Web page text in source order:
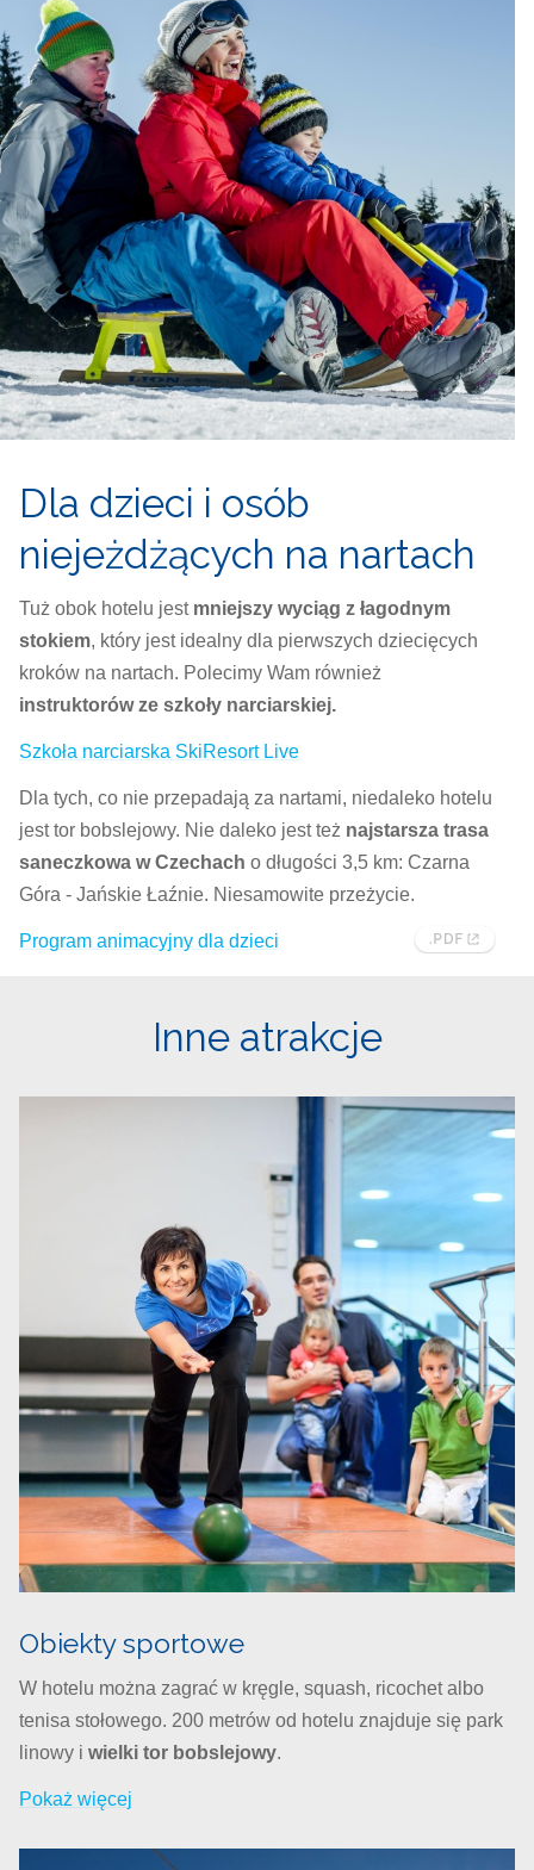
Dla dzieci i osób
niejeżdżących na nartach
Tuż obok hotelu jest mniejszy wyciąg z łagodnym
stokiem, który jest idealny dla pierwszych dziecięcych
kroków na nartach. Polecimy Wam również
instruktorów ze szkoły narciarskiej.
Szkoła narciarska SkiResort Live
Dla tych, co nie przepadają za nartami, niedaleko hotelu
jest tor bobslejowy. Nie daleko jest też najstarsza trasa
saneczkowa w Czechach o długości 3,5 km: Czarna
Góra - Jańskie Łaźnie. Niesamowite przeżycie.
Program animacyjny dla dzieci
Inne atrakcje
Obiekty sportowe
W hotelu można zagrać w kręgle, squash, ricochet albo
tenisa stołowego. 200 metrów od hotelu znajduje się park
linowy i wielki tor bobslejowy.
Pokaż więcej